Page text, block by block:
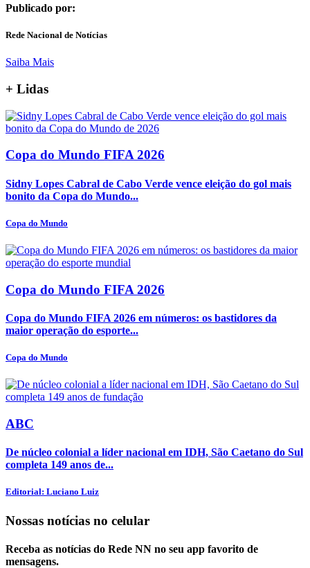
Publicado por:
Rede Nacional de Notícias
Saiba Mais
+ Lidas
Copa do Mundo FIFA 2026
Sidny Lopes Cabral de Cabo Verde vence eleição do gol mais
bonito da Copa do Mundo...
Copa do Mundo
Copa do Mundo FIFA 2026
Copa do Mundo FIFA 2026 em números: os bastidores da
maior operação do esporte...
Copa do Mundo
ABC
De núcleo colonial a líder nacional em IDH, São Caetano do Sul
completa 149 anos de...
Editorial: Luciano Luiz
Nossas notícias no celular
Receba as notícias do Rede NN no seu app favorito de
mensagens.